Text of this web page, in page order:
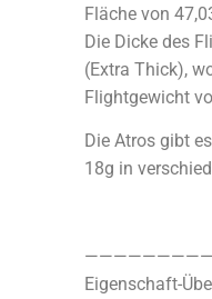
Fläche von
Die Dicke des
(Extra Thick),
Flightgewicht
Die Atros gibt
18g in
Eigenschaft-